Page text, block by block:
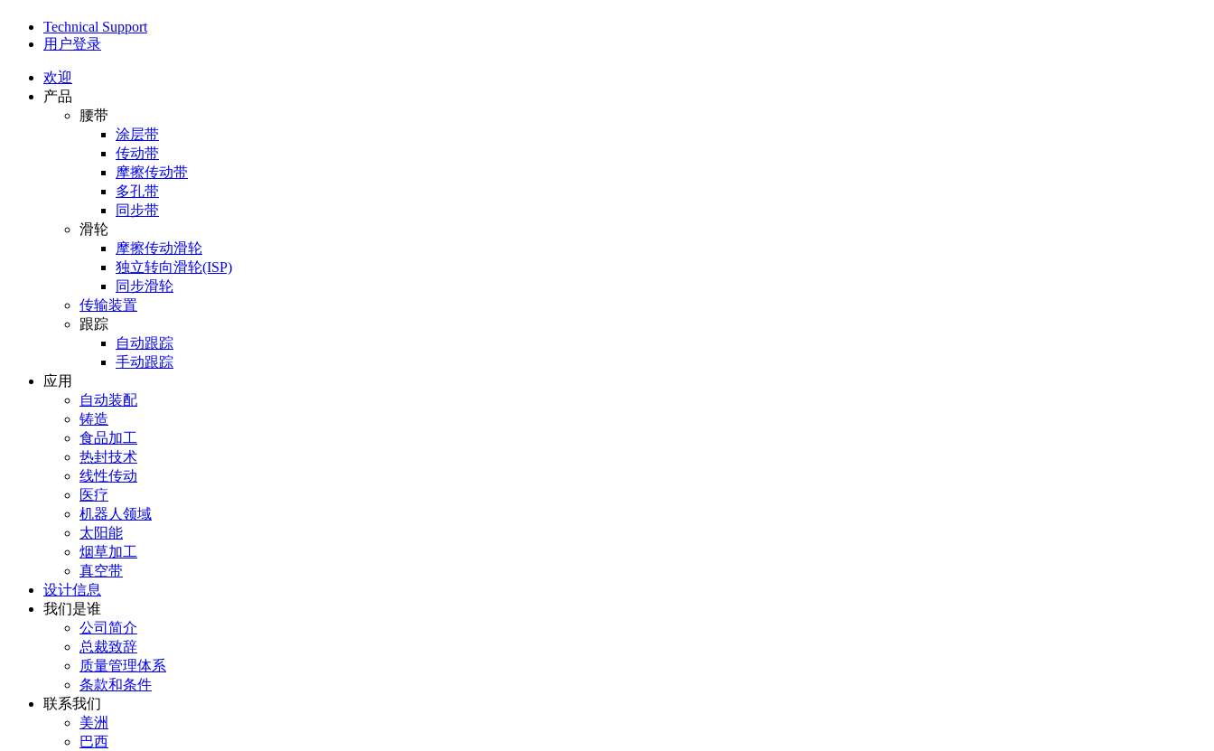
Technical Support
用户登录
欢迎
产品
腰带
涂层带
传动带
摩擦传动带
多孔带
同步带
滑轮
摩擦传动滑轮
独立转向滑轮(ISP)
同步滑轮
传输装置
跟踪
自动跟踪
手动跟踪
应用
自动装配
铸造
食品加工
热封技术
线性传动
医疗
机器人领域
太阳能
烟草加工
真空带
设计信息
我们是谁
公司简介
总裁致辞
质量管理体系
条款和条件
联系我们
美洲
巴西